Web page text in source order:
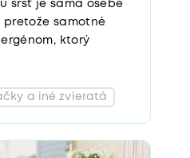
srsť je sama osebe
pretože samotné
ktorý
a iné zvieratá